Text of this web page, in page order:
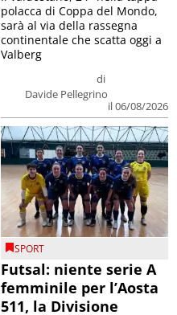
di
Davide Pellegrino
il 06/08/2026
polacca di Coppa del Mondo,
sarà al via della rassegna
continentale che scatta oggi a
Valberg
SPORT
Futsal: niente serie A
femminile per l’Aosta
511, la Divisione